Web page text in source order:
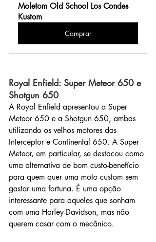
Moletom Old School Los Condes
Kustom
Comprar
Royal Enfield: Super Meteor 650 e
Shotgun 650
A Royal Enfield apresentou a Super
Meteor 650 e a Shotgun 650, ambas
utilizando os velhos motores das
Interceptor e Continental 650. A Super
Meteor, em particular, se destacou como
uma alternativa de bom custo-benefício
para quem quer uma moto custom sem
gastar uma fortuna. É uma opção
interessante para aqueles que sonham
com uma Harley-Davidson, mas não
querem casar com o mecânico.